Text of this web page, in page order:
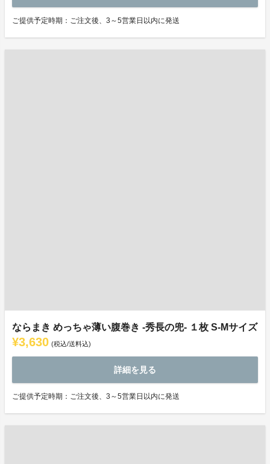
ご提供予定時期：ご注文後、3～5営業日以内に発送
ならまき めっちゃ薄い腹巻き -秀長の兜- １枚 S-Mサイズ
¥3,630 (税込/送料込)
詳細を見る
ご提供予定時期：ご注文後、3～5営業日以内に発送